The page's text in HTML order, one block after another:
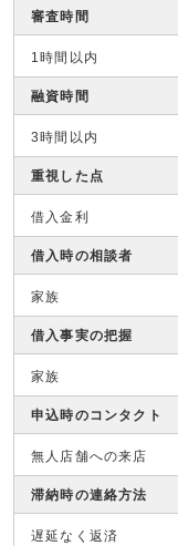
審査時間
1時間以内
融資時間
3時間以内
重視した点
借入金利
借入時の相談者
家族
借入事実の把握
家族
申込時のコンタクト
無人店舗への来店
滞納時の連絡方法
遅延なく返済